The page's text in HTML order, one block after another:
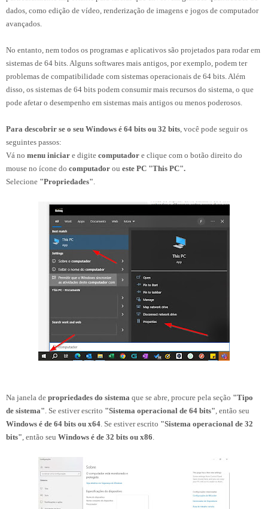
dados, como edição de vídeo, renderização de imagens e jogos de computador
avançados.
No entanto, nem todos os programas e aplicativos são projetados para rodar em
sistemas de 64 bits. Alguns softwares mais antigos, por exemplo, podem ter
problemas de compatibilidade com sistemas operacionais de 64 bits. Além
disso, os sistemas de 64 bits podem consumir mais recursos do sistema, o que
pode afetar o desempenho em sistemas mais antigos ou menos poderosos.
Para descobrir se o seu Windows é 64 bits ou 32 bits , você pode seguir os
seguintes passos:
Vá no menu iniciar e digite computador e clique com o botão direito do
mouse no ícone do computador ou este PC "This PC".
Selecione "Propriedades"
Na janela de propriedades do sistema que se abre, procure pela seção "Tipo
de sistema" . Se estiver escrito "Sistema operacional de 64 bits" , então seu
Windows é de 64 bits ou x64 . Se estiver escrito "Sistema operacional de 32
bits" , então seu Windows é de 32 bits ou x86